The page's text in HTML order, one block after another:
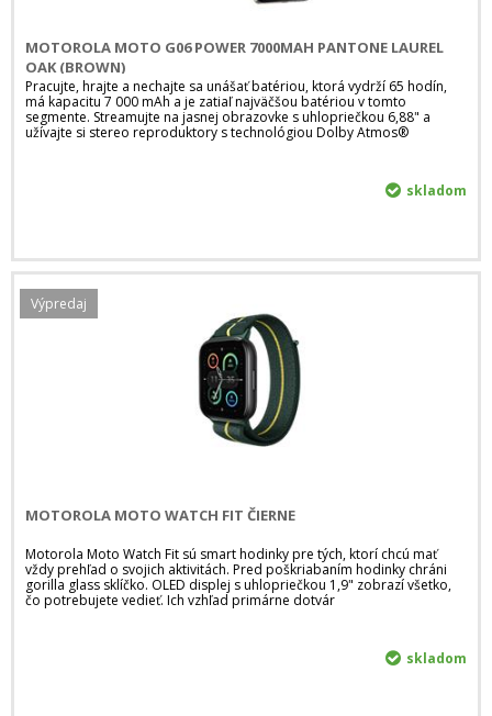
MOTOROLA MOTO G06 POWER 7000MAH PANTONE LAUREL
OAK (BROWN)
Pracujte, hrajte a nechajte sa unášať batériou, ktorá vydrží 65 hodín,
má kapacitu 7 000 mAh a je zatiaľ najväčšou batériou v tomto
segmente. Streamujte na jasnej obrazovke s uhlopriečkou 6,88" a
užívajte si stereo reproduktory s technológiou Dolby Atmos®
skladom
MOTOROLA MOTO WATCH FIT ČIERNE
Motorola Moto Watch Fit sú smart hodinky pre tých, ktorí chcú mať
vždy prehľad o svojich aktivitách. Pred poškriabaním hodinky chráni
gorilla glass sklíčko. OLED displej s uhlopriečkou 1,9" zobrazí všetko,
čo potrebujete vedieť. Ich vzhľad primárne dotvár
Výpredaj
skladom